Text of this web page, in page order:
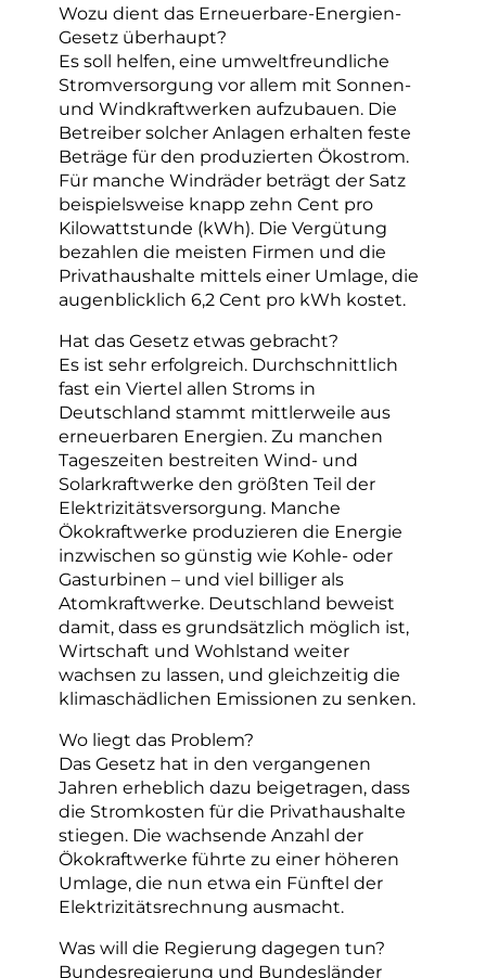
Wozu dient das Erneuerbare-Energien-
Gesetz überhaupt?
Es soll helfen, eine umweltfreundliche
Stromversorgung vor allem mit Sonnen-
und Windkraftwerken aufzubauen. Die
Betreiber solcher Anlagen erhalten feste
Beträge für den produzierten Ökostrom.
Für manche Windräder beträgt der Satz
beispielsweise knapp zehn Cent pro
Kilowattstunde (kWh). Die Vergütung
bezahlen die meisten Firmen und die
Privathaushalte mittels einer Umlage, die
augenblicklich 6,2 Cent pro kWh kostet.
Hat das Gesetz etwas gebracht?
Es ist sehr erfolgreich. Durchschnittlich
fast ein Viertel allen Stroms in
Deutschland stammt mittlerweile aus
erneuerbaren Energien. Zu manchen
Tageszeiten bestreiten Wind- und
Solarkraftwerke den größten Teil der
Elektrizitätsversorgung. Manche
Ökokraftwerke produzieren die Energie
inzwischen so günstig wie Kohle- oder
Gasturbinen – und viel billiger als
Atomkraftwerke. Deutschland beweist
damit, dass es grundsätzlich möglich ist,
Wirtschaft und Wohlstand weiter
wachsen zu lassen, und gleichzeitig die
klimaschädlichen Emissionen zu senken.
Wo liegt das Problem?
Das Gesetz hat in den vergangenen
Jahren erheblich dazu beigetragen, dass
die Stromkosten für die Privathaushalte
stiegen. Die wachsende Anzahl der
Ökokraftwerke führte zu einer höheren
Umlage, die nun etwa ein Fünftel der
Elektrizitätsrechnung ausmacht.
Was will die Regierung dagegen tun?
Bundesregierung und Bundesländer